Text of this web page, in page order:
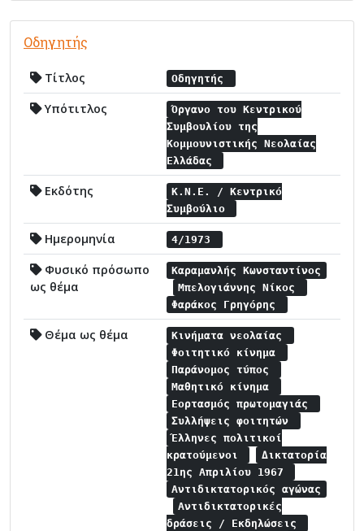
Οδηγητής
Τίτλος Οδηγητής
Υπότιτλος
Όργανο του Κεντρικού
Συμβουλίου της
Κομμουνιστικής Νεολαίας
Ελλάδας
Εκδότης
Κ.Ν.Ε. / Κεντρικό
Συμβούλιο
Ημερομηνία 4/1973
Φυσικό πρόσωπο
ως θέμα
Καραμανλής Κωνσταντίνος
Μπελογιάννης Νίκος
Φαράκος Γρηγόρης
Θέμα ως θέμα
Κινήματα νεολαίας
Φοιτητικό κίνημα
Παράνομος τύπος
Μαθητικό κίνημα
Εορτασμός πρωτομαγιάς
Συλλήψεις φοιτητών
Έλληνες πολιτικοί
κρατούμενοι
Δικτατορία
21ης Απριλίου 1967
Αντιδικτατορικός αγώνας
Αντιδικτατορικές
δράσεις / Εκδηλώσεις